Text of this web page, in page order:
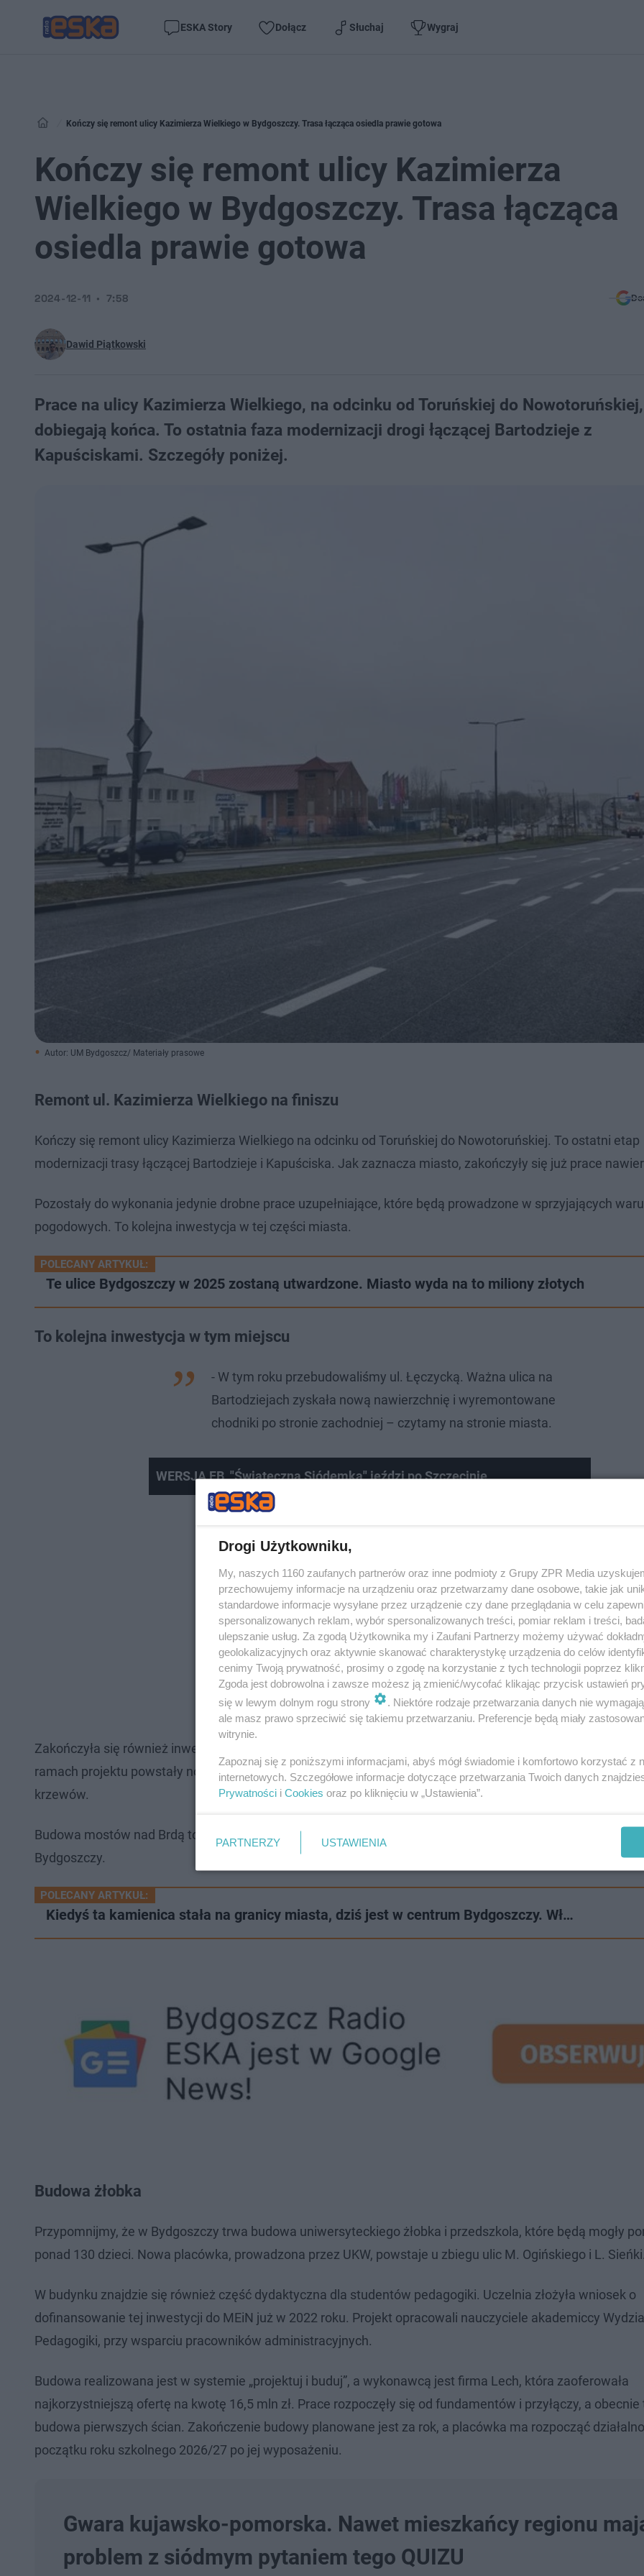
ESKA Story Dołącz Słuchaj Wygraj
Kończy się remont ulicy Kazimierza Wielkiego w Bydgoszczy. Trasa łącząca osiedla prawie gotowa
Kończy się remont ulicy Kazimierza
Wielkiego w Bydgoszczy. Trasa łącząca
osiedla prawie gotowa
Dawid Piątkowski
2024-12-11 7:58
Prace na ulicy Kazimierza Wielkiego, na odcinku od Toruńskiej do Nowotoruńskiej,
dobiegają końca. To ostatnia faza modernizacji drogi łączącej Bartodzieje z
Kapuściskami. Szczegóły poniżej.
Autor: UM Bydgoszcz/ Materiały prasowe
Remont ul. Kazimierza Wielkiego na finiszu
Kończy się remont ulicy Kazimierza Wielkiego na odcinku od Toruńskiej do Nowotoruńskiej. To ostatni etap
modernizacji trasy łączącej Bartodzieje i Kapuściska. Jak zaznacza miasto, zakończyły się już prace
Pozostały do wykonania jedynie drobne prace uzupełniające, które będą prowadzone w sprzyjających
pogodowych. To kolejna inwestycja w tej części miasta.
POLECANY ARTYKUŁ:
Te ulice Bydgoszczy w 2025 zostaną utwardzone. Miasto wyda na to miliony złotych
To kolejna inwestycja w tym miejscu
- W tym roku przebudowaliśmy ul. Łęczycką. Ważna ulica na
Bartodziejach zyskała nową nawierzchnię i wyremontowane
chodniki po stronie zachodniej – czytamy na stronie miasta.
WERSJA FB_"Świąteczna Siódemka" jeździ po Szczecinie
Zakończyła się również inwestycja warta 170 mln zł związana z budową dwóch mostów Kazimierza
ramach projektu powstały nowe jezdnie, torowiska, chodniki oraz drogi rowerowe. Zasadzono także setki
krzewów.
Budowa mostów nad Brdą to jedna z największych inwestycji ostatnich lat, która znacząco poprawiła
Bydgoszczy.
POLECANY ARTYKUŁ:
Kiedyś ta kamienica stała na granicy miasta, dziś jest w centrum Bydgoszczy. Wł…
Budowa żłobka
Przypomnijmy, że w Bydgoszczy trwa budowa uniwersyteckiego żłobka i przedszkola, które będą mogły
ponad 130 dzieci. Nowa placówka, prowadzona przez UKW, powstaje u zbiegu ulic M. Ogińskiego i L. Sieńki.
W budynku znajdzie się również część dydaktyczna dla studentów pedagogiki. Uczelnia złożyła wniosek o
dofinansowanie tej inwestycji do MEiN już w 2022 roku. Projekt opracowali nauczyciele akademiccy
Pedagogiki, przy wsparciu pracowników administracyjnych.
Budowa realizowana jest w systemie „projektuj i buduj”, a wykonawcą jest firma Lech, która zaoferowała
najkorzystniejszą ofertę na kwotę 16,5 mln zł. Prace rozpoczęły się od fundamentów i przyłączy, a obecnie
budowa pierwszych ścian. Zakończenie budowy planowane jest za rok, a placówka ma rozpocząć
początku roku szkolnego 2026/27 po jej wyposażeniu.
Gwara kujawsko-pomorska. Nawet mieszkańcy regionu
problem z siódmym pytaniem tego QUIZU
Drogi Użytkowniku,
My, naszych 1160 zaufanych partnerów oraz inne podmioty z Grupy ZPR Media
przechowujemy informacje na urządzeniu oraz przetwarzamy dane osobowe, takie jak
standardowe informacje wysyłane przez urządzenie czy dane przeglądania w celu
spersonalizowanych reklam, wybór spersonalizowanych treści, pomiar reklam i treści,
ulepszanie usług. Za zgodą Użytkownika my i Zaufani Partnerzy możemy używać
geolokalizacyjnych oraz aktywnie skanować charakterystykę urządzenia do celów
cenimy Twoją prywatność, prosimy o zgodę na korzystanie z tych technologii poprzez
Zgoda jest dobrowolna i zawsze możesz ją zmienić/wycofać klikając przycisk ustawień
się w lewym dolnym rogu strony
. Niektóre rodzaje przetwarzania danych nie
ale masz prawo sprzeciwić się takiemu przetwarzaniu. Preferencje będą miały
witrynie.
Zapoznaj się z poniższymi informacjami, abyś mógł świadomie i komfortowo korzystać z
internetowych. Szczegółowe informacje dotyczące przetwarzania Twoich danych
Prywatności i Cookies oraz po kliknięciu w „Ustawienia”.
PARTNERZY USTAWIENIA